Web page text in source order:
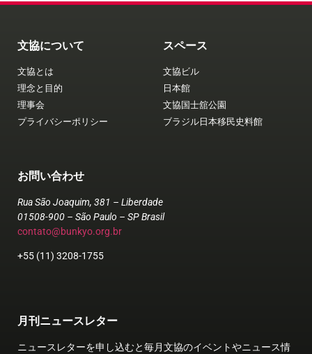
文協について
文協とは
理念と目的
理事会
プライバシーポリシー
スペース
文協ビル
日本館
文協国士舘公園
ブラジル日本移民史料館
お問い合わせ
Rua São Joaquim, 381 – Liberdade
01508-900 – São Paulo – SP Brasil
contato@bunkyo.org.br
+55 (11) 3208-1755
月刊ニュースレター
ニュースレターを申し込むと毎月文協のイベントやニュース情